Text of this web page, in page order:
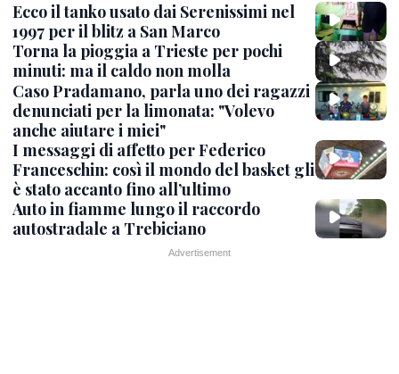
Ecco il tanko usato dai Serenissimi nel
1997 per il blitz a San Marco
Torna la pioggia a Trieste per pochi
minuti: ma il caldo non molla
Caso Pradamano, parla uno dei ragazzi
denunciati per la limonata: "Volevo
anche aiutare i miei"
I messaggi di affetto per Federico
Franceschin: così il mondo del basket gli
è stato accanto fino all’ultimo
Auto in fiamme lungo il raccordo
autostradale a Trebiciano